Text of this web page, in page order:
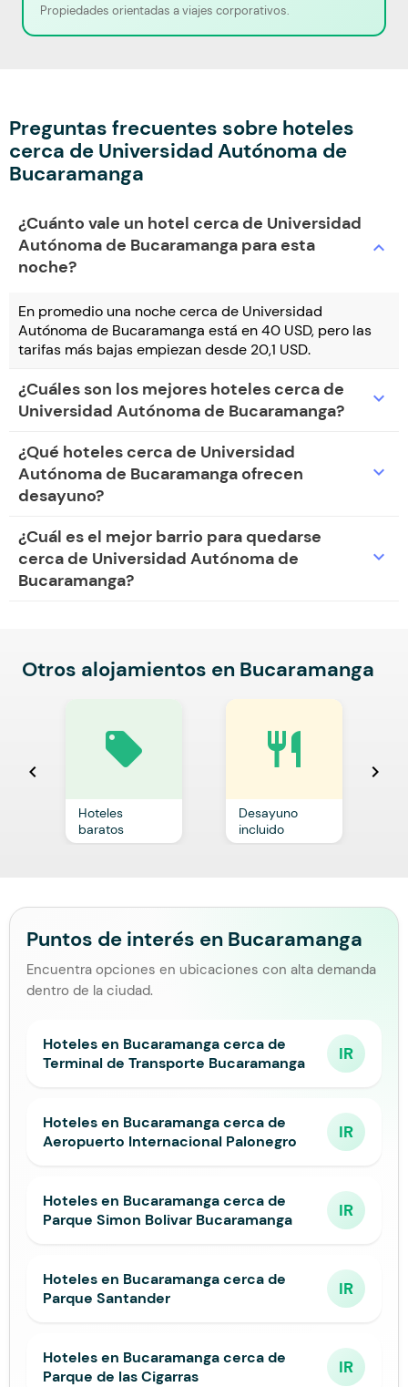
Propiedades orientadas a viajes corporativos.
Preguntas frecuentes sobre hoteles
cerca de Universidad Autónoma de
Bucaramanga
¿Cuánto vale un hotel cerca de Universidad
Autónoma de Bucaramanga para esta
noche?
expand_more
En promedio una noche cerca de Universidad
Autónoma de Bucaramanga está en 40 USD, pero las
tarifas más bajas empiezan desde 20,1 USD.
¿Cuáles son los mejores hoteles cerca de
Universidad Autónoma de Bucaramanga?
expand_more
¿Qué hoteles cerca de Universidad
Autónoma de Bucaramanga ofrecen
desayuno?
expand_more
¿Cuál es el mejor barrio para quedarse
cerca de Universidad Autónoma de
Bucaramanga?
expand_more
Otros alojamientos en Bucaramanga
chevron_left
local_offer
Hoteles
baratos
restaurant
Desayuno
incluido
chevron_right
Puntos de interés en Bucaramanga
Encuentra opciones en ubicaciones con alta demanda
dentro de la ciudad.
Hoteles en Bucaramanga cerca de
Terminal de Transporte Bucaramanga
IR
Hoteles en Bucaramanga cerca de
Aeropuerto Internacional Palonegro
IR
Hoteles en Bucaramanga cerca de
Parque Simon Bolivar Bucaramanga
IR
Hoteles en Bucaramanga cerca de
Parque Santander
IR
Hoteles en Bucaramanga cerca de
Parque de las Cigarras
IR